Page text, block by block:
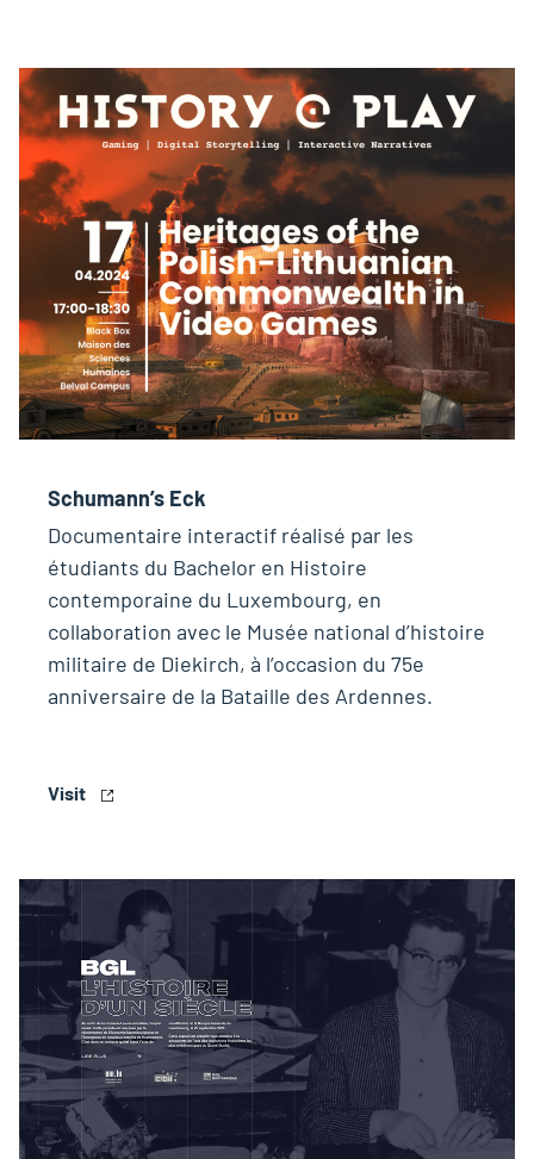
Schumann’s Eck
Documentaire interactif réalisé par les
étudiants du Bachelor en Histoire
contemporaine du Luxembourg, en
collaboration avec le Musée national d’histoire
militaire de Diekirch, à l’occasion du 75e
anniversaire de la Bataille des Ardennes.
Visit